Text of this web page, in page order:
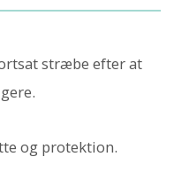
stræbe efter at
og protektion.